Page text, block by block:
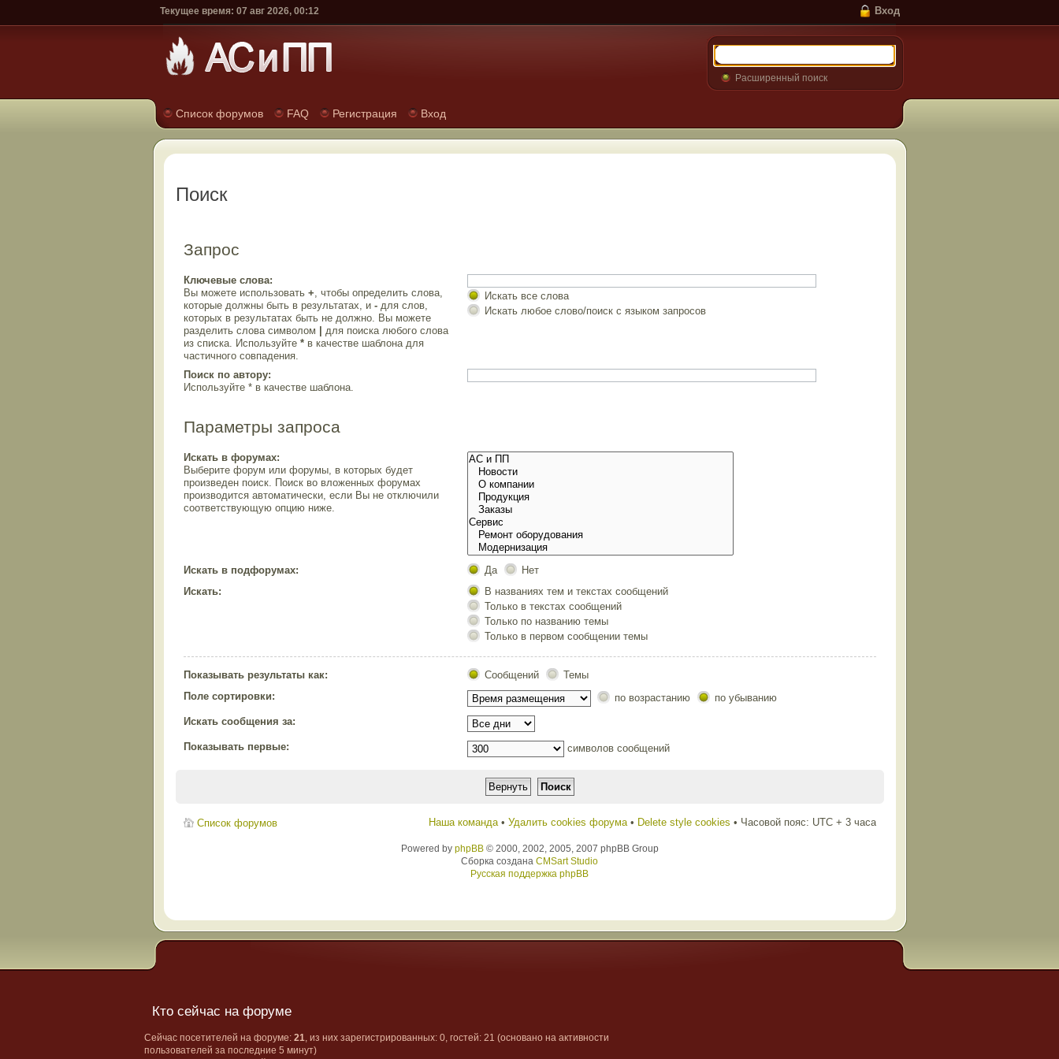
Текущее время: 07 авг 2026, 00:12 Вход
Расширенный поиск
Список форумов FAQ Регистрация Вход
Поиск
Запрос
Ключевые слова:
Вы можете использовать +, чтобы определить слова,
которые должны быть в результатах, и -для слов,
которых в результатах быть не должно. Вы можете
разделить слова символом
для поиска любого слова
из списка. Используйте *в качестве шаблона для
частичного совпадения.
Искать все слова
Искать любое слово/поиск с языком запросов
Поиск по автору:
Используйте * в качестве шаблона.
Параметры запроса
Искать в форумах:
Выберите форум или форумы, в которых будет
произведен поиск. Поиск во вложенных форумах
производится автоматически, если Вы не отключили
соответствующую опцию ниже.
Искать в подфорумах: Да
Нет
Искать:
В названиях тем и текстах сообщений
Только в текстах сообщений
Только по названию темы
Только в первом сообщении темы
Показывать результаты как: Сообщений
Темы
Поле сортировки:
по возрастанию по убыванию
Искать сообщения за:
Показывать первые: символов сообщений
Список форумов Наша команда• Удалить cookies форума• Delete style cookies • Часовой пояс: UTC + 3 часа
Powered by phpBB© 2000, 2002, 2005, 2007 phpBB Group
Сборка создана CMSart Studio
Русская поддержка phpBB
Кто сейчас на форуме
Сейчас посетителей на форуме: 21, из них зарегистрированных: 0, гостей: 21 (основано на активности
пользователей за последние 5 минут)